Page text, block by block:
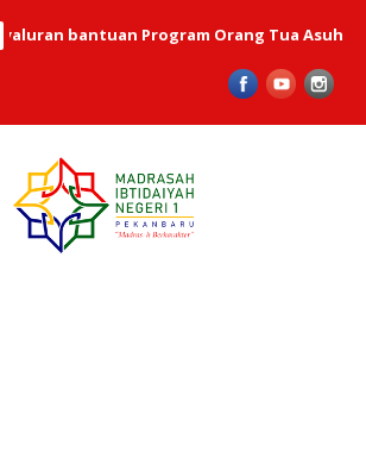
bantuan Program Orang Tua Asuh MIN